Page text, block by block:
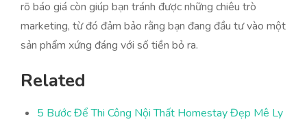
rõ báo giá còn giúp bạn tránh được những chiêu trò
marketing, từ đó đảm bảo rằng bạn đang đầu tư vào một
sản phẩm xứng đáng với số tiền bỏ ra.
Related
5 Bước Để Thi Công Nội Thất Homestay Đẹp Mê Ly